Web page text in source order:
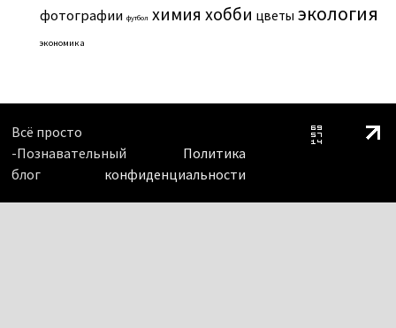
фотографии футбол химия хобби цветы экология
экономика
Всё просто
-Познавательный
блог
Политика
конфиденциальности